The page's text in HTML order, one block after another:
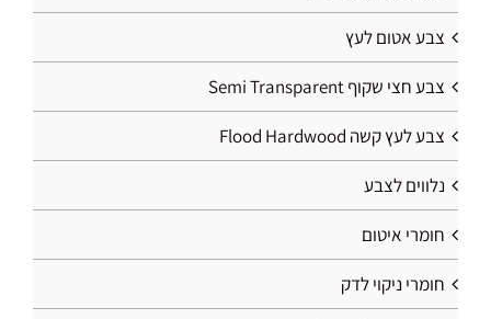
צבע אטום לעץ
צבע חצי שקוף Semi Transparent
צבע לעץ קשה Flood Hardwood
נלווים לצבע
חומרי איטום
חומרי ניקוי לדק